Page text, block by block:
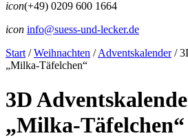
icon(+49) 0209 600 1664
icon info@suess-und-lecker.de
Start / Weihnachten /Adventskalender /
„Milka-Täfelchen“
3D
„Milka-Täfelchen“